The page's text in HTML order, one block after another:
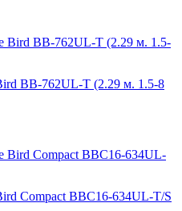
BB-762UL-T (2.29 м. 1.5-8
Compact BBC16-634UL-T/S